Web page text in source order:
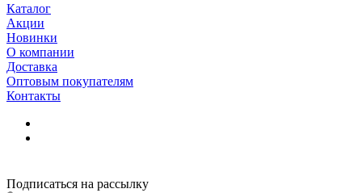
Каталог
Акции
Новинки
О компании
Доставка
Оптовым покупателям
Контакты
Подписаться на рассылку